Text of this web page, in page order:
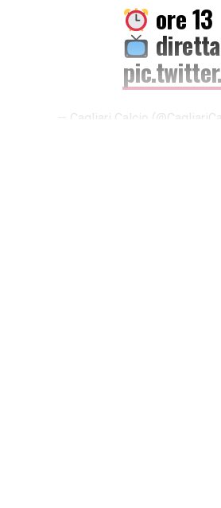
ore 13
— Cagliari Calcio